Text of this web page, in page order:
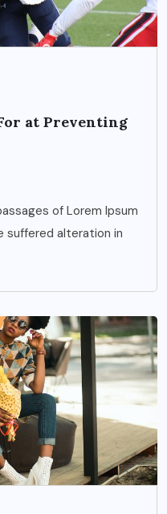
at Preventing
of Lorem Ipsum
suffered alteration in